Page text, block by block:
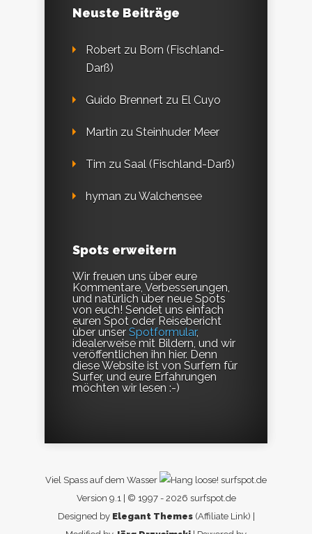
Neuste Beiträge
Robert zu Born (Fischland-
Darß)
Guido Brennert zu El Cuyo
Martin zu Steinhuder Meer
Tim zu Saal (Fischland-Darß)
hyman zu Walchensee
Spots erweitern
Wir freuen uns über eure
Kommentare, Verbesserungen,
und natürlich über neue Spots
von euch! Sendet uns einfach
euren Spot oder Reisebericht
über unser Spotformular,
idealerweise mit Bildern, und wir
veröffentlichen ihn hier. Denn
diese Website ist von Surfern für
Surfer, und eure Erfahrungen
möchten wir lesen :-)
Viel Spass auf dem Wasser
surfspot.de
Version 9.1 | © 1997 - 2026 surfspot.de
Designed by Elegant Themes(Affiliate Link) |